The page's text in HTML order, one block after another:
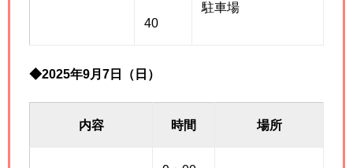
40
駐車場
◆2025年9月7日（日）
内容 時間 場所